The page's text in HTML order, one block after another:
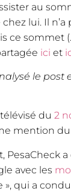
au
chez lui. Il
ce sommet
ici et
le post
du 2
mention
PesaCheck
avec les
qui a